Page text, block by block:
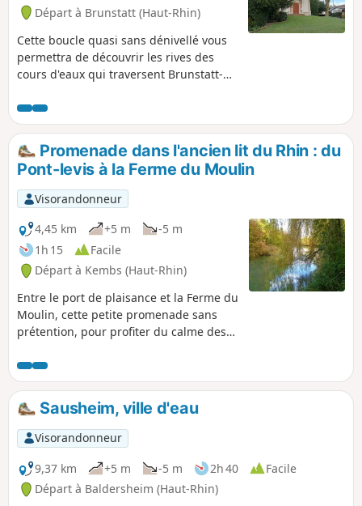
Départ à Brunstatt (Haut-Rhin)
Cette boucle quasi sans dénivellé vous
permettra de découvrir les rives des
cours d'eaux qui traversent Brunstatt-
Rhin et le Ruisseau Bachmatta ainsi que
sa végétation. À ne pas pratiquer par
vent fort ni en période de crue
Promenade dans l'ancien lit du Rhin : du
Pont-levis à la Ferme du Moulin
Visorandonneur
4,45 km
+5 m
-5 m
1h 15
Facile
Départ à Kembs (Haut-Rhin)
Entre le port de plaisance et la Ferme du
Moulin, cette petite promenade sans
prétention, pour profiter du calme des
Canal d’Alsace et de l’Augraben, montre
encore quelques bras morts ou étangs,
vestiges naturels de l’ancien lit du Rhin.
Sausheim, ville d'eau
Visorandonneur
9,37 km
+5 m -5 m 2h 40
Facile
Départ à Baldersheim (Haut-Rhin)